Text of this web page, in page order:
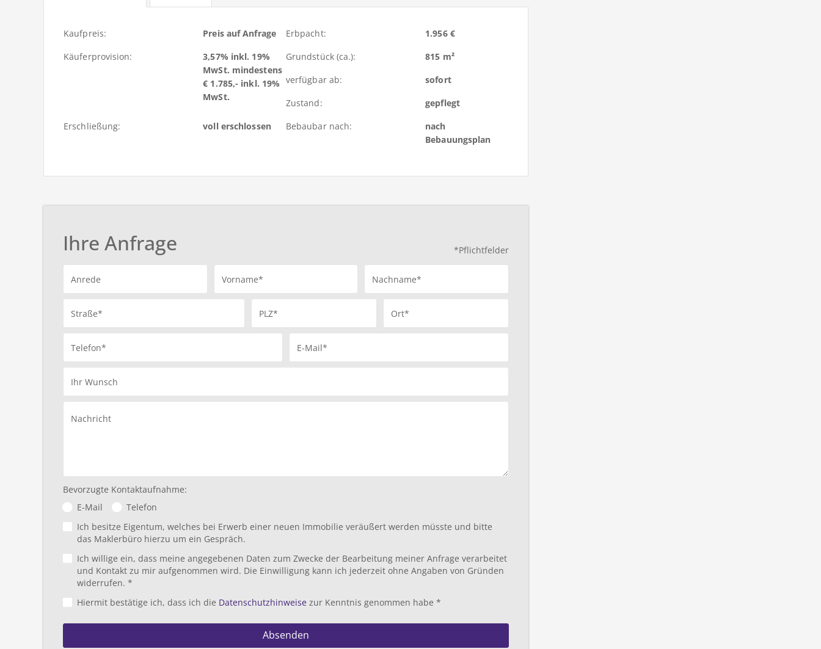
Kaufpreis: Preis auf Anfrage Erbpacht:
1.956 €
Käuferprovision:
3,57% inkl. 19%
MwSt. mindestens
€ 1.785,- inkl. 19%
MwSt.
Grundstück (ca.):
815 m²
verfügbar ab:
sofort
Zustand:
gepflegt
Erschließung:
voll erschlossen Bebaubar nach:
nach
Bebauungsplan
*Pflichtfelder
Ihre Anfrage
Anrede Vorname* Nachname*
Straße* PLZ* Ort*
Telefon* E-Mail*
Ihr Wunsch
Nachricht
Bevorzugte Kontaktaufnahme:
E-Mail
Telefon
Ich besitze Eigentum, welches bei Erwerb einer neuen Immobilie veräußert werden müsste und bitte
das Maklerbüro hierzu um ein Gespräch.
Ich willige ein, dass meine angegebenen Daten zum Zwecke der Bearbeitung meiner Anfrage verarbeitet
und Kontakt zu mir aufgenommen wird. Die Einwilligung kann ich jederzeit ohne Angaben von Gründen
widerrufen. *
Hiermit bestätige ich, dass ich die Datenschutzhinweise zur Kenntnis genommen habe *
Absenden